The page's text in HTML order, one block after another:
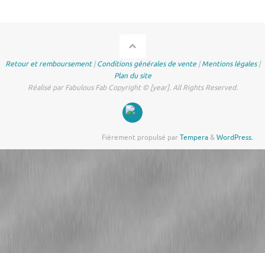
Retour et remboursement|Conditions générales de vente|Mentions légales|
Plan du site
Réalisé par Fabulous Fab Copyright © [year]. All Rights Reserved.
Fièrement propulsé parTempera&WordPress.